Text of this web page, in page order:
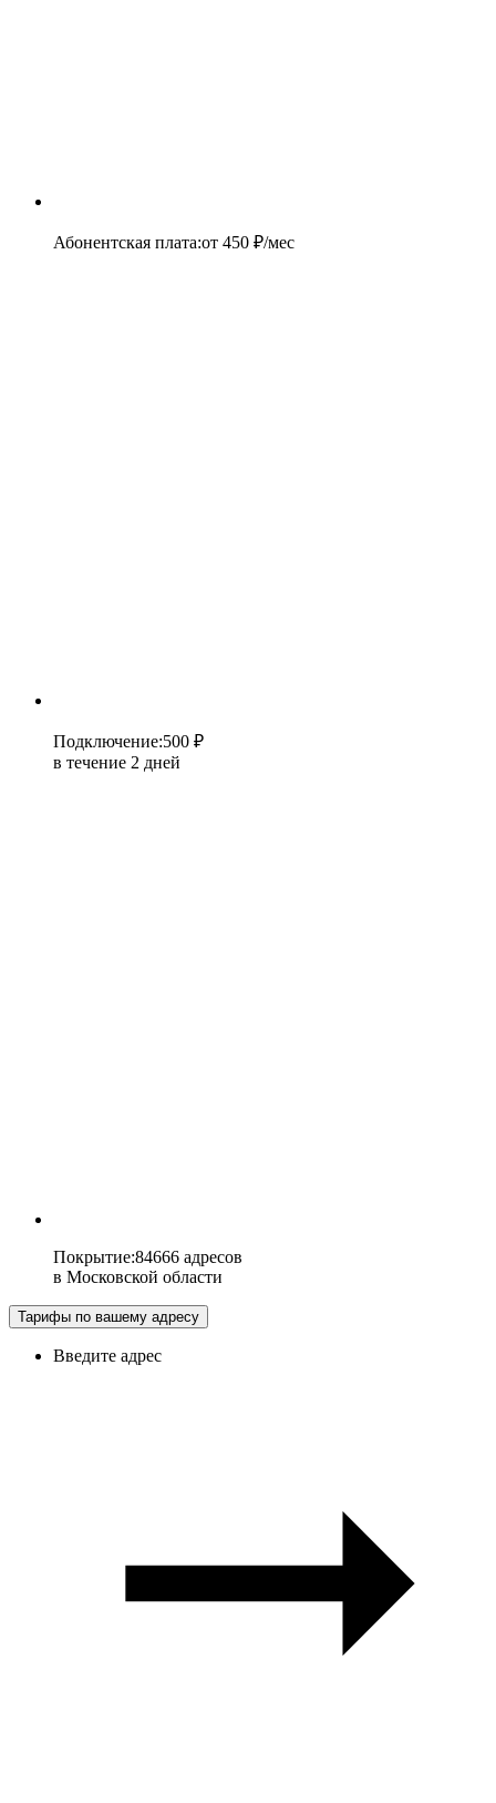
Абонентская плата:от 450 ₽/мес
Подключение:500 ₽
в течение 2 дней
Покрытие:84666 адресов
в Московской области
Тарифы по вашему адресу
Введите адрес